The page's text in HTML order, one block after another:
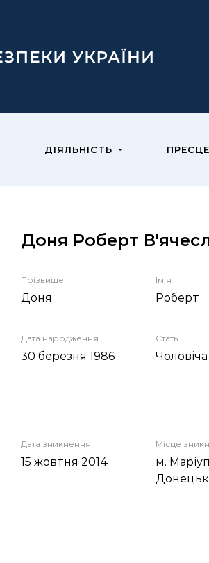
ДІЯЛЬНІСТЬ
Доня Роберт
Прізвище
Доня
Ім'я
Роберт
Дата народження
30 березня 1986
Стать
Чоловіча
Дата зникнення
15 жовтня 2014
Місце
м.